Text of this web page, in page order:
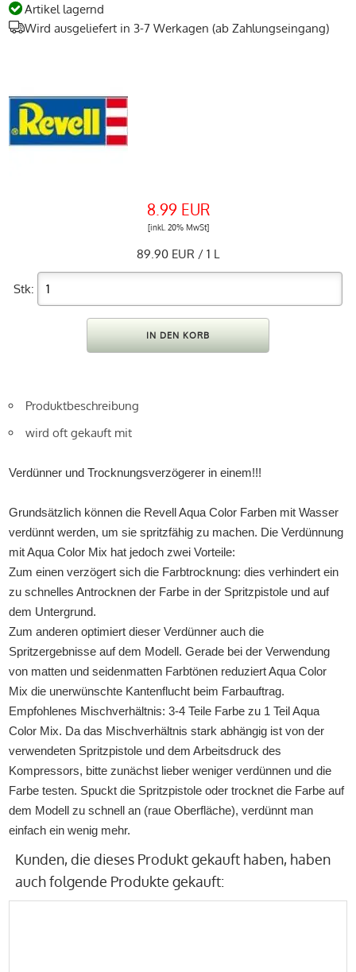
Artikel lagernd
Wird ausgeliefert in 3-7 Werkagen (ab Zahlungseingang)
8.99 EUR
[inkl. 20% MwSt]
89.90 EUR / 1 L
Stk:
Produktbeschreibung
wird oft gekauft mit
Verdünner und Trocknungsverzögerer in einem!!!
Grundsätzlich können die Revell Aqua Color Farben mit Wasser
verdünnt werden, um sie spritzfähig zu machen. Die Verdünnung
mit Aqua Color Mix hat jedoch zwei Vorteile:
Zum einen verzögert sich die Farbtrocknung: dies verhindert ein
zu schnelles Antrocknen der Farbe in der Spritzpistole und auf
dem Untergrund.
Zum anderen optimiert dieser Verdünner auch die
Spritzergebnisse auf dem Modell. Gerade bei der Verwendung
von matten und seidenmatten Farbtönen reduziert Aqua Color
Mix die unerwünschte Kantenflucht beim Farbauftrag.
Empfohlenes Mischverhältnis: 3-4 Teile Farbe zu 1 Teil Aqua
Color Mix. Da das Mischverhältnis stark abhängig ist von der
verwendeten Spritzpistole und dem Arbeitsdruck des
Kompressors, bitte zunächst lieber weniger verdünnen und die
Farbe testen. Spuckt die Spritzpistole oder trocknet die Farbe auf
dem Modell zu schnell an (raue Oberfläche), verdünnt man
einfach ein wenig mehr.
Kunden, die dieses Produkt gekauft haben, haben
auch folgende Produkte gekauft: